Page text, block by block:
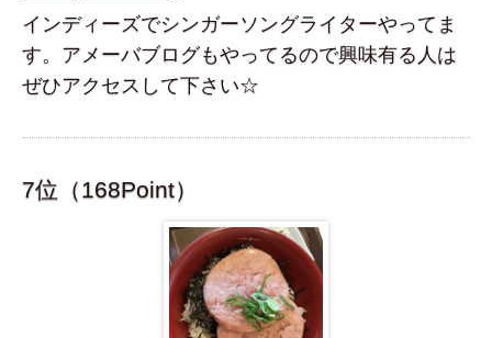
インディーズでシンガーソングライターやってま
す。アメーバブログもやってるので興味有る人は
ぜひアクセスして下さい☆
7位（168Point）